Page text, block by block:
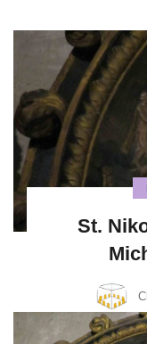
St.